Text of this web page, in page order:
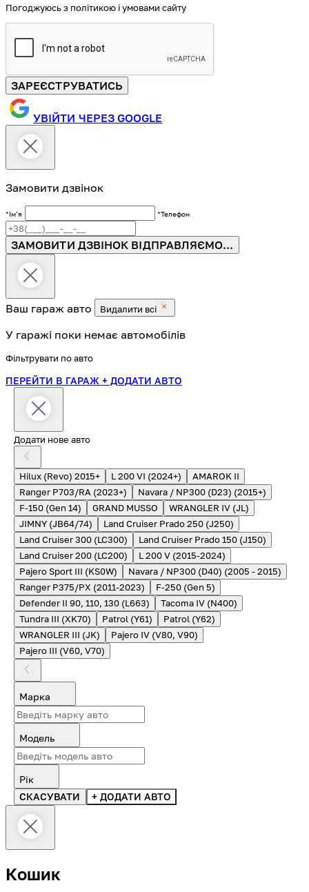
Погоджуюсь з політикою і умовами сайту
ЗАРЕЄСТРУВАТИСЬ
УВІЙТИ ЧЕРЕЗ GOOGLE
Замовити дзвінок
*Імʼя *Телефон
ЗАМОВИТИ ДЗВІНОК ВІДПРАВЛЯЄМО...
Ваш гараж авто Видалити всі
У гаражі поки немає автомобілів
Фільтрувати по авто
ПЕРЕЙТИ В ГАРАЖ + ДОДАТИ АВТО
Додати нове авто
Hilux (Revo) 2015+ L 200 VI (2024+)
AMAROK II
Ranger P703/RA (2023+)
Navara / NP300 (D23) (2015+)
F-150 (Gen 14)
GRAND MUSSO
WRANGLER IV (JL)
JIMNY (JB64/74)
Land Cruiser Prado 250 (J250)
Land Cruiser 300 (LC300)
Land Cruiser Prado 150 (J150)
Land Cruiser 200 (LC200)
L 200 V (2015-2024)
Pajero Sport III (KS0W)
Navara / NP300 (D40) (2005 - 2015)
Ranger P375/PX (2011-2023)
F-250 (Gen 5)
Defender II 90, 110, 130 (L663)
Tacoma IV (N400)
Tundra III (XK70)
Patrol (Y61)
Patrol (Y62)
WRANGLER III (JK)
Pajero IV (V80, V90)
Pajero III (V60, V70)
Марка
Модель
Рік
СКАСУВАТИ
+ ДОДАТИ АВТО
Кошик